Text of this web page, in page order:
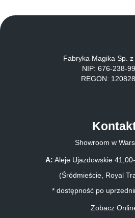
Fabryka Magika Sp. z
NIP: 676-238-
REGON:
Showroom w
A: Aleje Ujazdowskie
(Śródmieście, Royal
* dostępność po
Zobacz